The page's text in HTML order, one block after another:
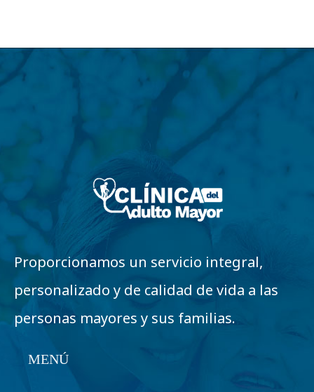
Proporcionamos un servicio integral,
personalizado y de calidad de vida a las
personas mayores y sus familias.
MENÚ